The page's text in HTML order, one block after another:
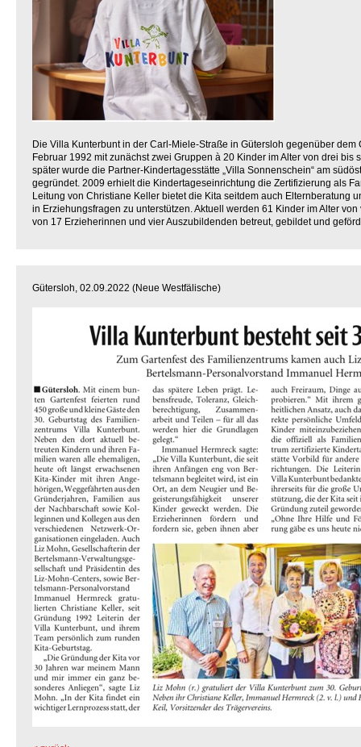
Die Villa Kunterbunt in der Carl-Miele-Straße in Gütersloh gegenüber dem
Februar 1992 mit zunächst zwei Gruppen à 20 Kinder im Alter von drei bis
später wurde die Partner-Kindertagesstätte „Villa Sonnenschein“ am
gegründet. 2009 erhielt die Kindertageseinrichtung die Zertifizierung als
Leitung von Christiane Keller bietet die Kita seitdem auch Elternberatung
in Erziehungsfragen zu unterstützen. Aktuell werden 61 Kinder im Alter
von 17 Erzieherinnen und vier Auszubildenden betreut, gebildet und
Gütersloh, 02.09.2022 (Neue Westfälische)